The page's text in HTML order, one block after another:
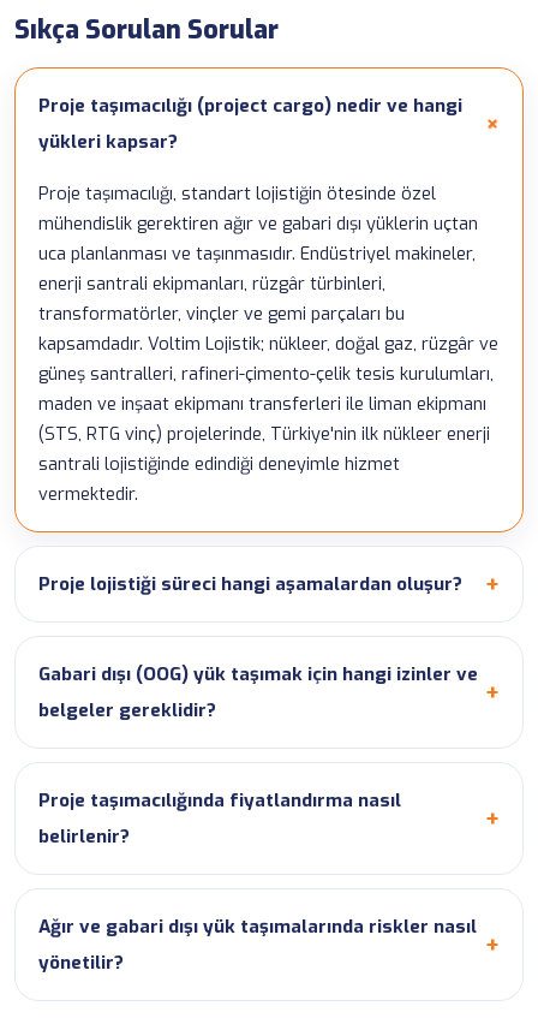
Sıkça Sorulan Sorular
Proje taşımacılığı (project cargo) nedir ve hangi
yükleri kapsar?
Proje taşımacılığı, standart lojistiğin ötesinde özel
mühendislik gerektiren ağır ve gabari dışı yüklerin uçtan
uca planlanması ve taşınmasıdır. Endüstriyel makineler,
enerji santrali ekipmanları, rüzgâr türbinleri,
transformatörler, vinçler ve gemi parçaları bu
kapsamdadır. Voltim Lojistik; nükleer, doğal gaz, rüzgâr ve
güneş santralleri, rafineri-çimento-çelik tesis kurulumları,
maden ve inşaat ekipmanı transferleri ile liman ekipmanı
(STS, RTG vinç) projelerinde, Türkiye'nin ilk nükleer enerji
santrali lojistiğinde edindiği deneyimle hizmet
vermektedir.
Proje lojistiği süreci hangi aşamalardan oluşur?
Gabari dışı (OOG) yük taşımak için hangi izinler ve
belgeler gereklidir?
Proje taşımacılığında fiyatlandırma nasıl
belirlenir?
Ağır ve gabari dışı yük taşımalarında riskler nasıl
yönetilir?